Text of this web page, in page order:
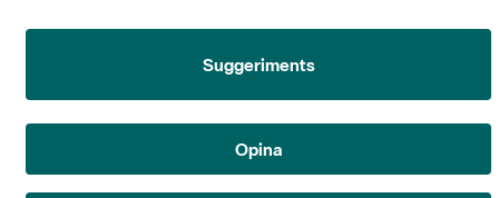
Suggeriments
Opina